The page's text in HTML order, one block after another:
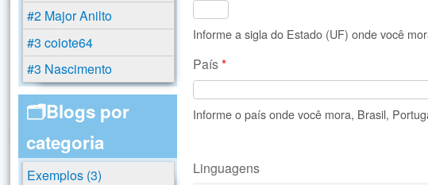
Informe a sigla do Estado (UF) onde você
País*
Informe o país onde você mora, Brasil,
Linguagens
#2 Major Anilto
#3 coiote64
#3 Nascimento
🗂️Blogs por
categoria
Exemplos (3)